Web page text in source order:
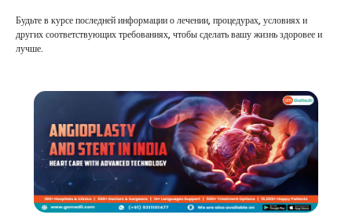
Будьте в курсе последней информации о лечении, процедурах, условиях и
других соответствующих требованиях, чтобы сделать вашу жизнь здоровее и
лучше.